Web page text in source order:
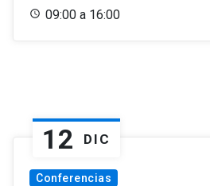
09:00 a 16:00
12 DIC
Conferencias